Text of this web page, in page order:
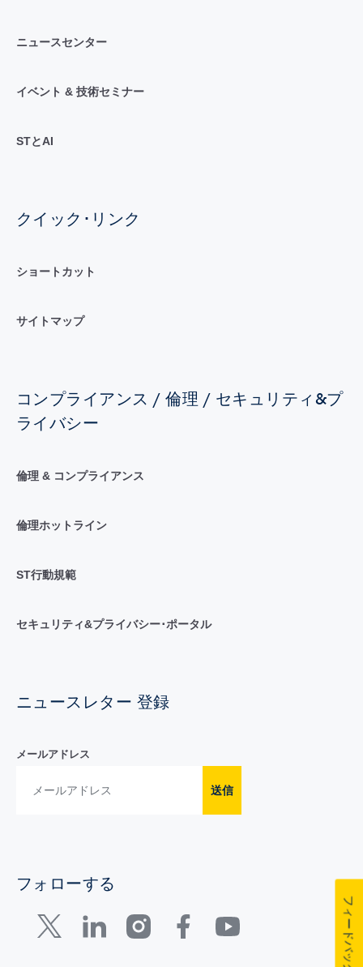
ニュースセンター
イベント & 技術セミナー
STとAI
クイック･リンク
ショートカット
サイトマップ
コンプライアンス / 倫理 / セキュリティ&プ
ライバシー
倫理 & コンプライアンス
倫理ホットライン
ST行動規範
セキュリティ&プライバシー･ポータル
ニュースレター 登録
メールアドレス
送信
フォローする
フィードバック